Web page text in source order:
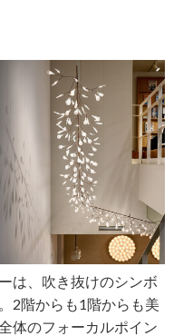
は、吹き抜けのシンボ
2階からも1階からも美
体のフォーカルポイン